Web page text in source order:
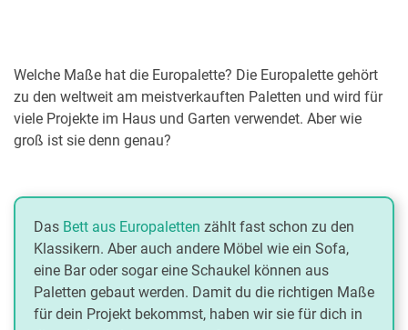
Welche Maße hat die Europalette? Die Europalette gehört
zu den weltweit am meistverkauften Paletten und wird für
viele Projekte im Haus und Garten verwendet. Aber wie
groß ist sie denn genau?
Das Bett aus Europaletten zählt fast schon zu den
Klassikern. Aber auch andere Möbel wie ein Sofa,
eine Bar oder sogar eine Schaukel können aus
Paletten gebaut werden. Damit du die richtigen Maße
für dein Projekt bekommst, haben wir sie für dich in